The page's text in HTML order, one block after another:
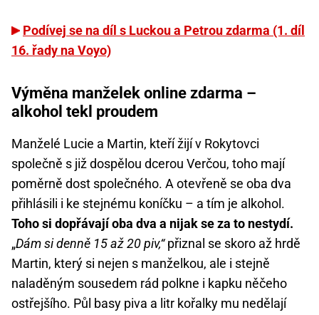
Podívej se na díl s Luckou a Petrou zdarma (1. díl
16. řady na Voyo)
Výměna manželek online zdarma –
alkohol tekl proudem
Manželé Lucie a Martin, kteří žijí v Rokytovci
společně s již dospělou dcerou Verčou, toho mají
poměrně dost společného. A otevřeně se oba dva
přihlásili i ke stejnému koníčku – a tím je alkohol.
Toho si dopřávají oba dva a nijak se za to nestydí.
„Dám si denně 15 až 20 piv,“přiznal se skoro až hrdě
Martin, který si nejen s manželkou, ale i stejně
naladěným sousedem rád polkne i kapku něčeho
ostřejšího. Půl basy piva a litr kořalky mu nedělají